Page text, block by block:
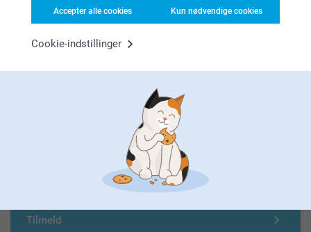
Accepter alle cookies Kun nødvendige cookies
Cookie-indstillinger
Tilmeld dig vores nyhedsbrev
Indtast din e-mailadresse her
Tilmeld